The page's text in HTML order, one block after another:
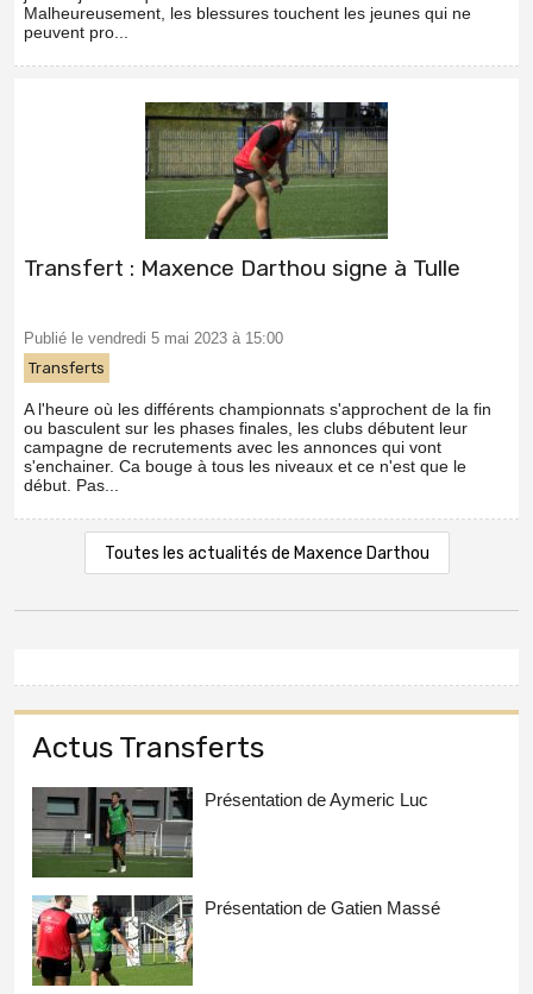
Malheureusement, les blessures touchent les jeunes qui ne
peuvent pro...
Transfert : Maxence Darthou signe à Tulle
Publié le vendredi 5 mai 2023 à 15:00
Transferts
A l'heure où les différents championnats s'approchent de la fin
ou basculent sur les phases finales, les clubs débutent leur
campagne de recrutements avec les annonces qui vont
s'enchainer. Ca bouge à tous les niveaux et ce n'est que le
début. Pas...
Toutes les actualités de Maxence Darthou
Actus Transferts
Présentation de Aymeric Luc
Présentation de Gatien Massé